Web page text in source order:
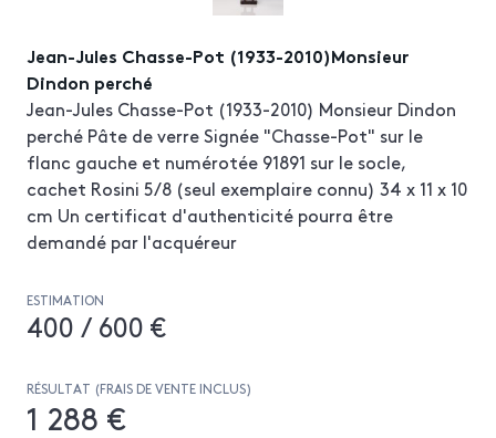
Jean-Jules Chasse-Pot (1933-2010)Monsieur
Dindon perché
Jean-Jules Chasse-Pot (1933-2010) Monsieur Dindon
perché Pâte de verre Signée "Chasse-Pot" sur le
flanc gauche et numérotée 91891 sur le socle,
cachet Rosini 5/8 (seul exemplaire connu) 34 x 11 x 10
cm Un certificat d'authenticité pourra être
demandé par l'acquéreur
ESTIMATION
400 / 600 €
RÉSULTAT (FRAIS DE VENTE INCLUS)
1 288 €